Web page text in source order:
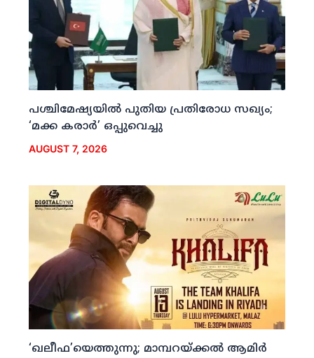
പശ്ചിമേഷ്യയില്‍ പുതിയ പ്രതിരോധ സഖ്യം;
‘മക്ക കരാര്‍’ ഒപ്പുവെച്ചു
AUGUST 7, 2026
‘ഖലീഫ’യെത്തുന്നു; മാമ്പറയ്ക്കല്‍ ആമിര്‍